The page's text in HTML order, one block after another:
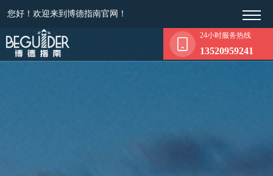
您好！欢迎来到博德指南官网！
24小时服务热线
13520959241